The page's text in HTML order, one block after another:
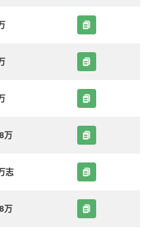
万
志
万